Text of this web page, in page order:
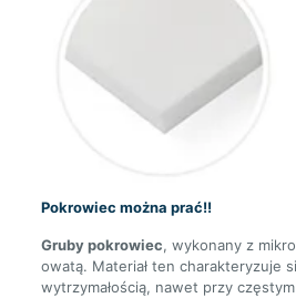
Pokrowiec można prać!!
Gruby pokrowiec, wykonany z
owatą. Materiał ten charakteryzuje
wytrzymałością, nawet przy